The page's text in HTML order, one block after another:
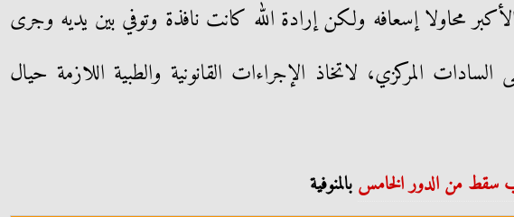
محاولا إسعافه ولكن إرادة الله كانت نافذة وتوفي بين يديه وجرى
المركزي، لاتخاذ الإجراءات القانونية والطبية اللازمة حيال
من الدور الخامسبالمنوفية